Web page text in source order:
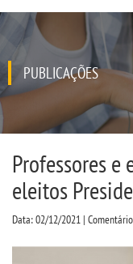
QUEM SOMOS
INFRAESTRUTURA
CPA
PUBLICAÇÕES
Professores e
eleitos
Data: 02/12/2021 | Comentário